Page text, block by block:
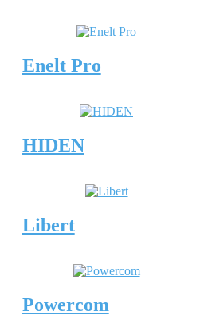
Enelt Pro
HIDEN
Libert
Powercom